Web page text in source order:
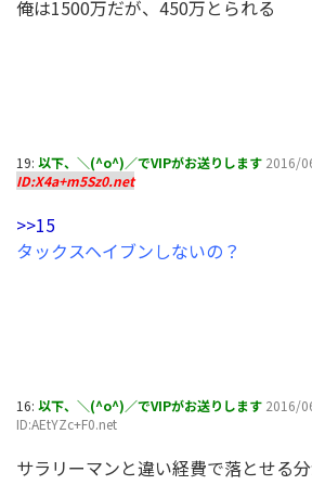
俺は1500万だが、450万とられる
19: 以下、＼(^o^)／でVIPがお送りします 2016/
ID:X4a+m5Sz0.net
>>15
タックスヘイブンしないの？
16: 以下、＼(^o^)／でVIPがお送りします 2016/
ID:AEtYZc+F0.net
サラリーマンと違い経費で落とせる